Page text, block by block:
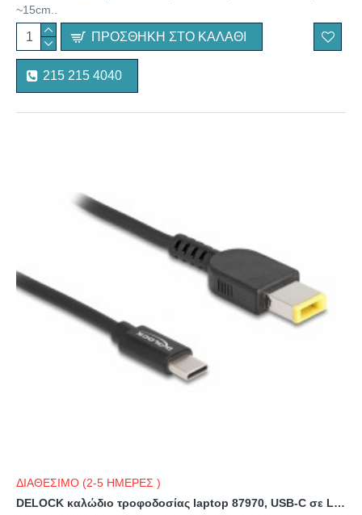
~15cm..
ΠΡΟΣΘΉΚΗ ΣΤΟ ΚΑΛΆΘΙ
215 215 4040
ΔΙΑΘΕΣΙΜΟ (2-5 ΗΜΕΡΕΣ )
DELOCK καλώδιο τροφοδοσίας laptop 87970, USB-C σε Lenovo 11x4.5mm, 1.5m, μαύρο